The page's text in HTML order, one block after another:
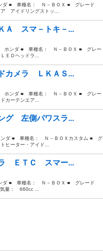
■ 車種名： Ｎ－ＢＯＸ ■ グレード
アイドリングストッ...
Ａ スマ－トキ－...
ホンダ ■ 車種名： Ｎ－ＢＯＸ ■ グレー
Ｄヘッドラ...
カメラ ＬＫＡＳ...
ホンダ ■ 車種名： Ｎ－ＢＯＸ ■ グレー
ーテンエア...
グ 左側パワスラ...
ダ ■ 車種名： Ｎ－ＢＯＸカスタム ■ グ
ヒーター・アイド...
ＥＴＣ スマー...
■ 車種名： Ｎ－ＢＯＸ ■ グレード
量： 660cc ...